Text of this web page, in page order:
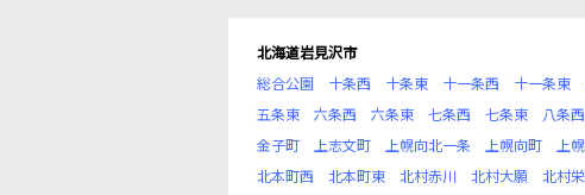
北海道岩見沢市
総合公園
十条西 十条東 十一条西 十一条東
五条東
六条西 六条東 七条西 七条東 八条西
金子町
上志文町 上幌向北一条 上幌向町 上
北本町西
北本町東 北村赤川 北村大願 北村